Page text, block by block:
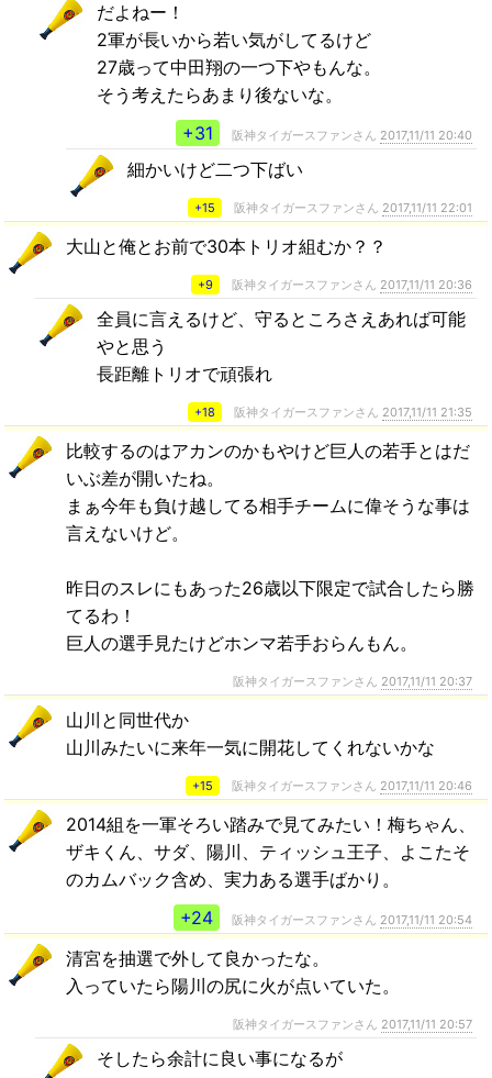
だよねー！
2軍が長いから若い気がしてるけど
27歳って中田翔の一つ下やもんな。
そう考えたらあまり後ないな。
+31
阪神タイガースファンさん 2017,11/11 20:40
細かいけど二つ下ばい
+15 阪神タイガースファンさん 2017,11/11 22:01
大山と俺とお前で30本トリオ組むか？？
+9 阪神タイガースファンさん 2017,11/11 20:36
全員に言えるけど、守るところさえあれば可能
やと思う
長距離トリオで頑張れ
+18 阪神タイガースファンさん 2017,11/11 21:35
比較するのはアカンのかもやけど巨人の若手とはだ
いぶ差が開いたね。
まぁ今年も負け越してる相手チームに偉そうな事は
言えないけど。
昨日のスレにもあった26歳以下限定で試合したら勝
てるわ！
巨人の選手見たけどホンマ若手おらんもん。
阪神タイガースファンさん 2017,11/11 20:37
山川と同世代か
山川みたいに来年一気に開花してくれないかな
+15 阪神タイガースファンさん 2017,11/11 20:46
2014組を一軍そろい踏みで見てみたい！梅ちゃん、
ザキくん、サダ、陽川、ティッシュ王子、よこたそ
のカムバック含め、実力ある選手ばかり。
+24
阪神タイガースファンさん 2017,11/11 20:54
清宮を抽選で外して良かったな。
入っていたら陽川の尻に火が点いていた。
阪神タイガースファンさん 2017,11/11 20:57
そしたら余計に良い事になるが